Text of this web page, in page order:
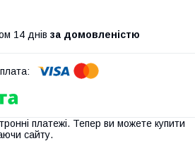
14 днів за домовленістю
платежі. Тепер ви можете купити
сайту.